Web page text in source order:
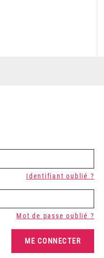
Identifiant oublié ?
Mot de passe oublié ?